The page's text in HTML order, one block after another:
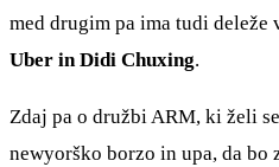
med drugim pa ima tudi deleže
Uber in Didi Chuxing.
Zdaj pa o družbi ARM, ki želi
newyorško borzo in upa, da